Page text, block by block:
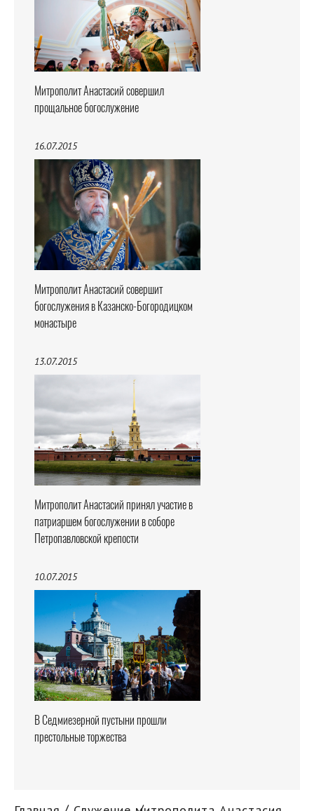
Митрополит Анастасий совершил
прощальное богослужение
16.07.2015
Митрополит Анастасий совершит
богослужения в Казанско-Богородицком
монастыре
13.07.2015
Митрополит Анастасий принял участие в
патриаршем богослужении в соборе
Петропавловской крепости
10.07.2015
В Седмиезерной пустыни прошли
престольные торжества